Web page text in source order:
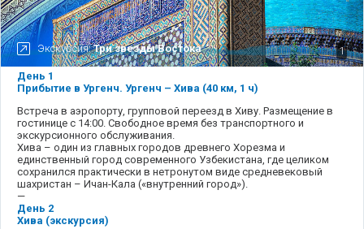
Экскурсия:Три звезды Востока 1
День 1
Прибытие в Ургенч. Ургенч – Хива (40 км, 1 ч)
Встреча в аэропорту, групповой переезд в Хиву. Размещение в
гостинице с 14:00. Свободное время без транспортного и
экскурсионного обслуживания.
Хива – один из главных городов древнего Хорезма и
единственный город современного Узбекистана, где целиком
сохранился практически в нетронутом виде средневековый
шахристан – Ичан-Кала («внутренний город»).
—
День 2
Хива (экскурсия)